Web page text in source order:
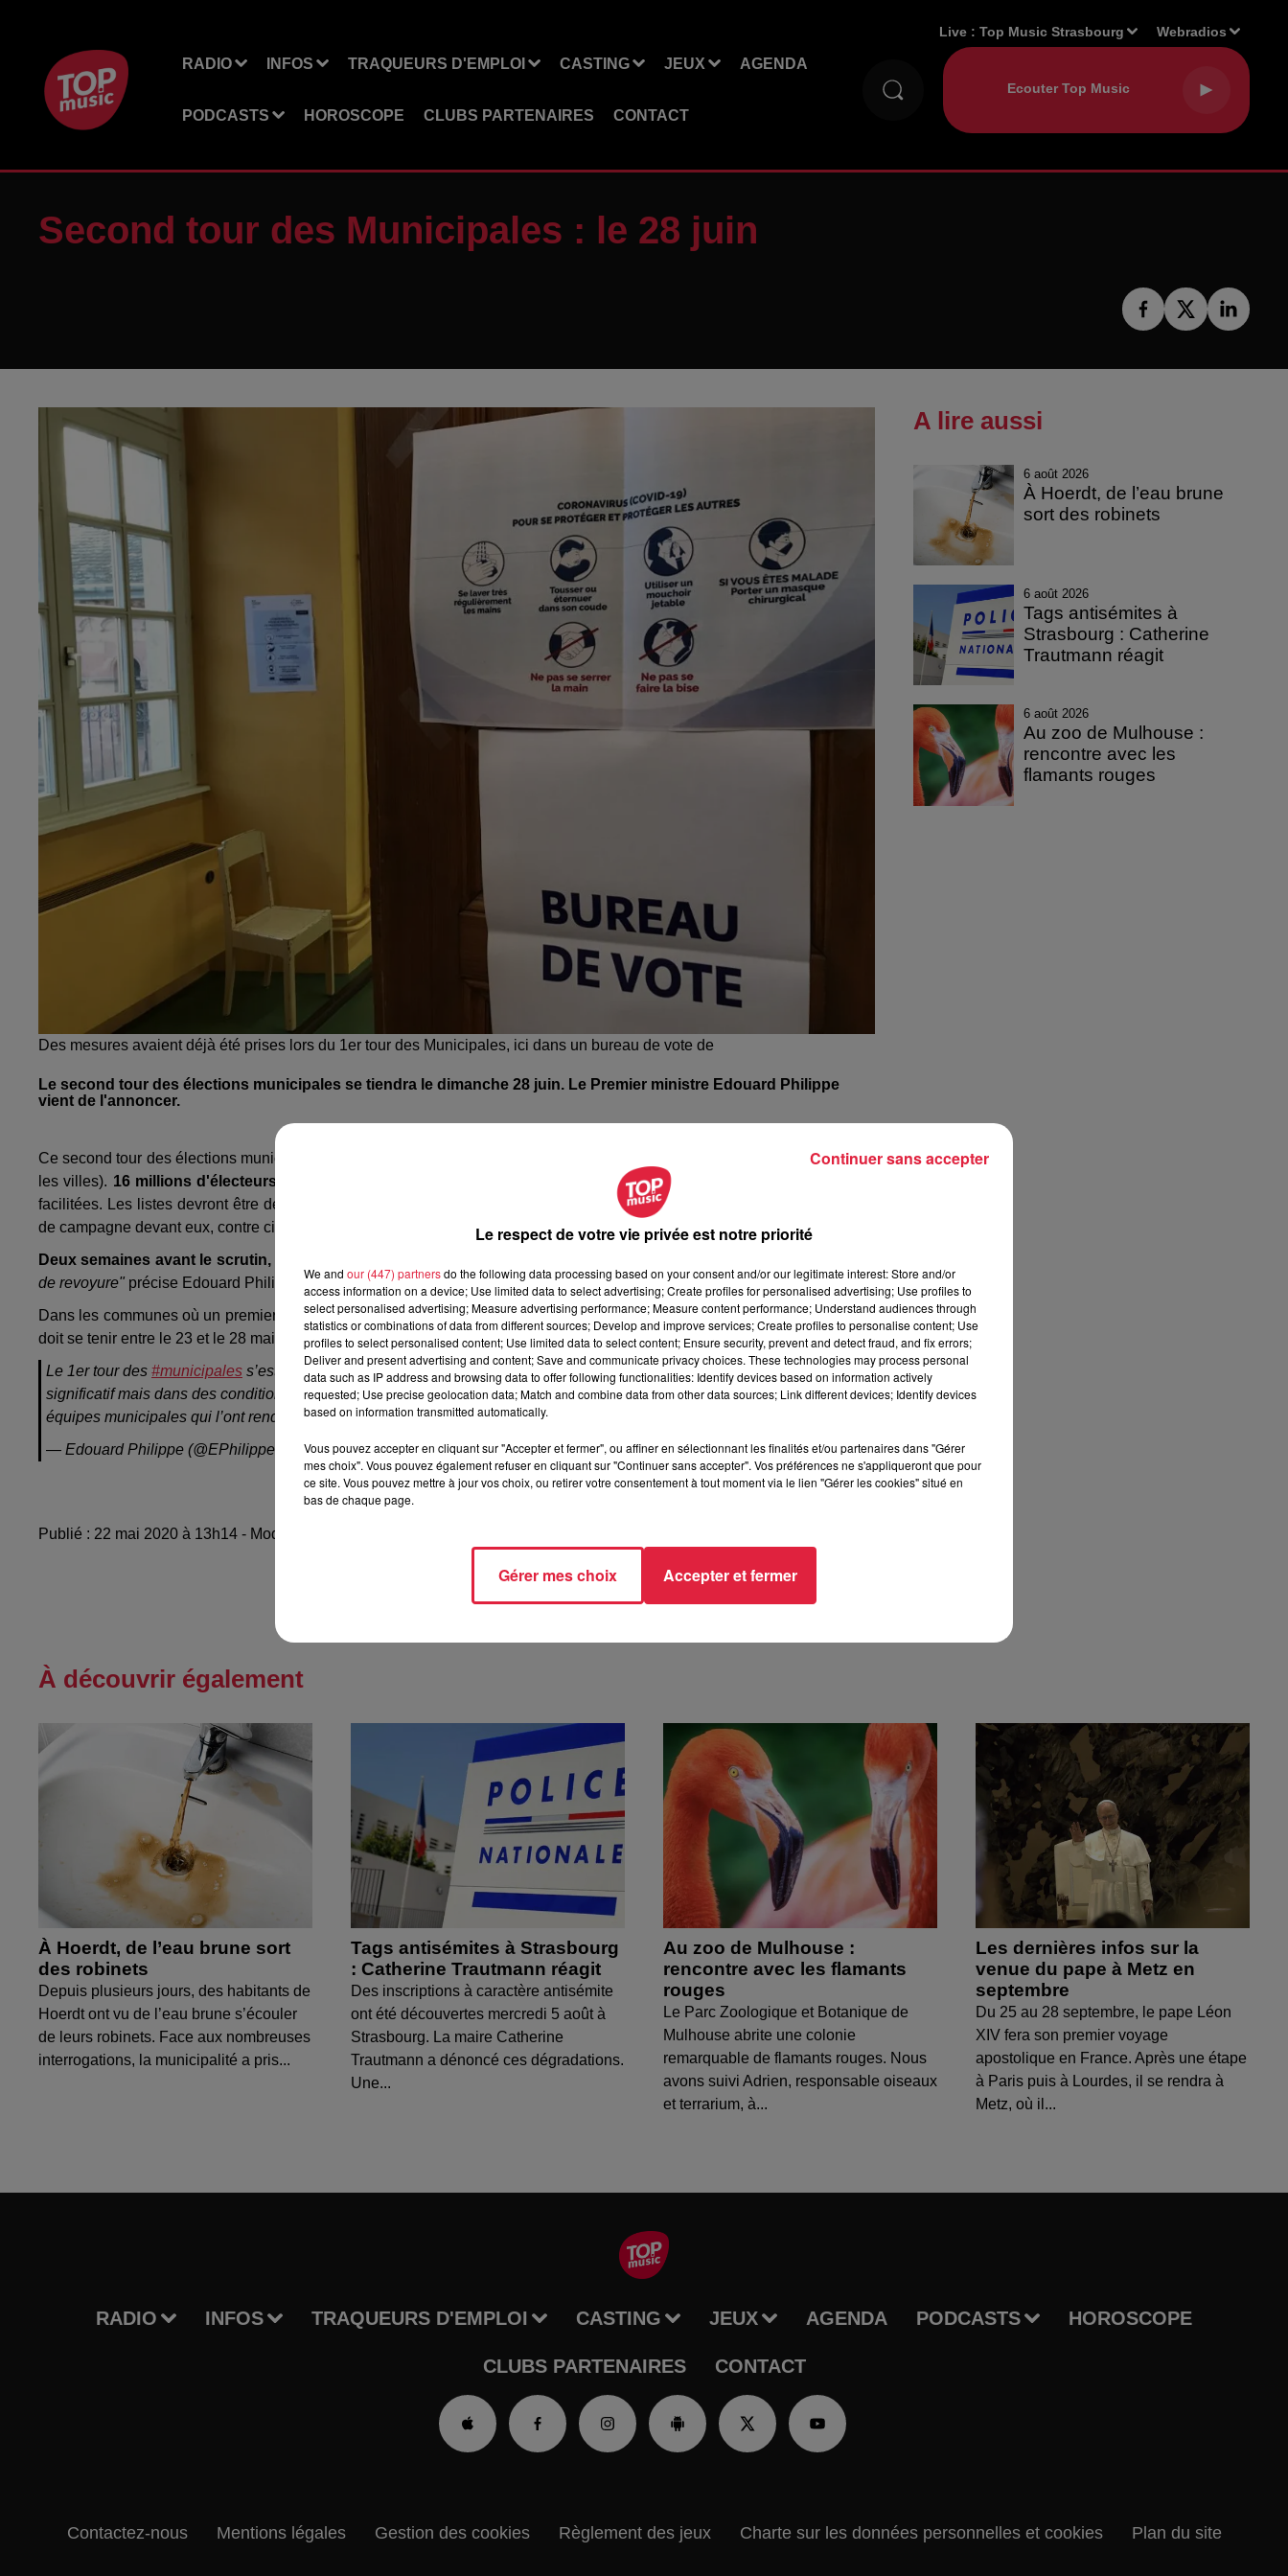
RADIO INFOS TRAQUEURS D'EMPLOI CASTING JEUX AGENDA
PODCASTS HOROSCOPE CLUBS PARTENAIRES CONTACT
Live :Top Music Strasbourg Webradios
Second tour des Municipales : le 28 juin
Des mesures avaient déjà été prises lors du 1er tour des Municipales, ici dans un bureau de vote de
Le second tour des élections municipales se tiendra le dimanche 28 juin. Le Premier ministre Edouard Philippe
vient de l'annoncer.
Ce second tour des élections municipales représente environ
dont essentiellement
les villes). 16 millions d'électeurs tous porter un masque
facilitées. Les listes devront être déposées le 3 juin. Contrairement à un second tour normal, les candidats auront un mois
de campagne devant eux, contre cinq jours normalement.
Deux semaines avant le scrutin, le Conseil scientifique donnera son accord ou non
de revoyure" précise Edouard Philippe.
Dans les communes où un premier tour a permis d’élire le conseil municipal (dans 30 143 communes), la première réunion
doit se tenir entre le 23 et le 28 mai. Durant cette réunion d’installation, le maire et ses adjoints seront officiellement élus.
Le 1er tour des #municipales s’est tenu le 15 mars dans des conditions exceptionnelles, avec un taux d’abstention
significatif mais dans des conditions rigoureuses de distanciation physique et d’hygiène. Merci aux assesseurs et aux
équipes municipales qui l’ont rendu possible.pic.twitter.com/is2yvRM2xo
— Edouard Philippe (@EPhilippePM)May 22, 2020
Publié : 22 mai 2020 à 13h14 - Modifié : 10 mai 2021 à 11h00 Céline Rinckel
A lire aussi
6 août 2026
À Hoerdt, de l’eau brune
sort des robinets
6 août 2026
Tags antisémites à
Strasbourg : Catherine
Trautmann réagit
6 août 2026
Au zoo de Mulhouse :
rencontre avec les
flamants rouges
À découvrir également
À Hoerdt, de l’eau brune sort
des robinets
Depuis plusieurs jours, des habitants de
Hoerdt ont vu de l’eau brune s’écouler
de leurs robinets. Face aux nombreuses
interrogations, la municipalité a pris...
Tags antisémites à Strasbourg
: Catherine Trautmann réagit
Des inscriptions à caractère antisémite
ont été découvertes mercredi 5 août à
Strasbourg. La maire Catherine
Trautmann a dénoncé ces dégradations.
Une...
Au zoo de Mulhouse :
rencontre avec les flamants
rouges
Le Parc Zoologique et Botanique de
Mulhouse abrite une colonie
remarquable de flamants rouges. Nous
avons suivi Adrien, responsable oiseaux
et terrarium, à...
Les dernières infos sur la
venue du pape à Metz en
septembre
Du 25 au 28 septembre, le pape Léon
XIV fera son premier voyage
apostolique en France. Après une étape
à Paris puis à Lourdes, il se rendra à
Metz, où il...
RADIO INFOS TRAQUEURS D'EMPLOI CASTING JEUX AGENDA PODCASTS HOROSCOPE
CLUBS PARTENAIRES CONTACT
Contactez-nous Mentions légales Gestion des cookies Règlement des jeux Charte sur les données personnelles et cookies Plan du site
Le respect de votre vie privée est notre priorité
We and our (447) partnersdo the following data processing based on your consent and/or our legitimate interest: Store and/or
access information on a device; Use limited data to select advertising; Create profiles for personalised advertising; Use profiles to
select personalised advertising; Measure advertising performance; Measure content performance; Understand audiences through
statistics or combinations of data from different sources; Develop and improve services; Create profiles to personalise content; Use
profiles to select personalised content; Use limited data to select content; Ensure security, prevent and detect fraud, and fix errors;
Deliver and present advertising and content; Save and communicate privacy choices. These technologies may process personal
data such as IP address and browsing data to offer following functionalities: Identify devices based on information actively
requested; Use precise geolocation data; Match and combine data from other data sources; Link different devices; Identify devices
based on information transmitted automatically.
Vous pouvez accepter en cliquant sur "Accepter et fermer", ou affiner en sélectionnant les finalités et/ou partenaires dans "Gérer
mes choix". Vous pouvez également refuser en cliquant sur "Continuer sans accepter". Vos préférences ne s'appliqueront que pour
ce site. Vous pouvez mettre à jour vos choix, ou retirer votre consentement à tout moment via le lien "Gérer les cookies" situé en
bas de chaque page.
Gérer mes choix Accepter et fermer
Continuer sans accepter